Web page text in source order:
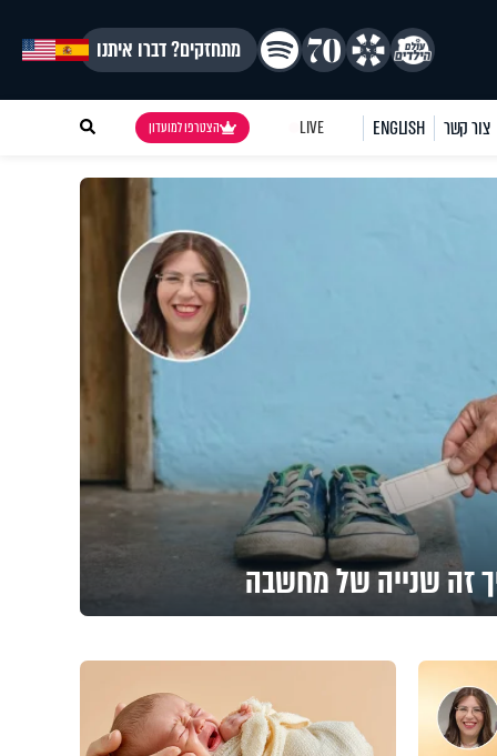
מתחזקים? דברו איתנו
צור קשר ENGLISH
LIVE הצטרפו למועדון
זה שנייה של מחשבה